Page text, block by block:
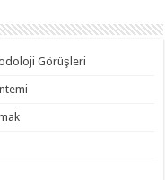
Görüşleri